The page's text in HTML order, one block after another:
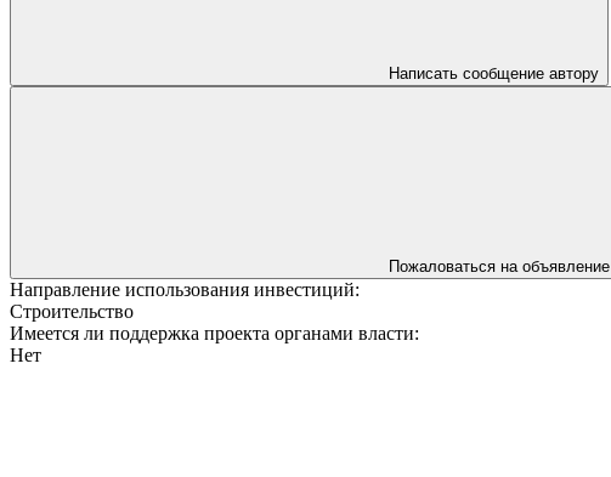
Написать сообщение автору
Пожаловаться на объявление
Направление использования инвестиций:
Строительство
Имеется ли поддержка проекта органами власти:
Нет